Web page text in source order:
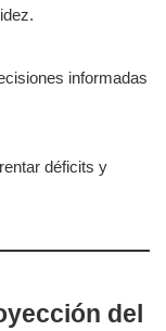
informadas
déficits y
del